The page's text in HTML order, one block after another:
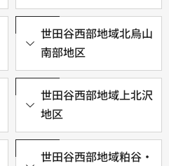
世田谷西部地域北烏山
南部地区
世田谷西部地域上北沢
地区
世田谷西部地域粕谷・